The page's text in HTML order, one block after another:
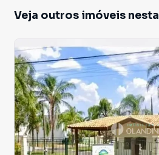
Veja outros imóveis